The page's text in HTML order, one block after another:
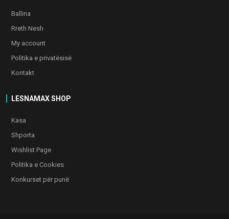
Ballina
Rreth Nesh
My account
Politika e privatësisë
Kontakt
LESNAMAX SHOP
Kasa
Shporta
Wishlist Page
Politika e Cookies
Konkurset për punë